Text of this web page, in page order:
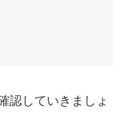
認していきましょ